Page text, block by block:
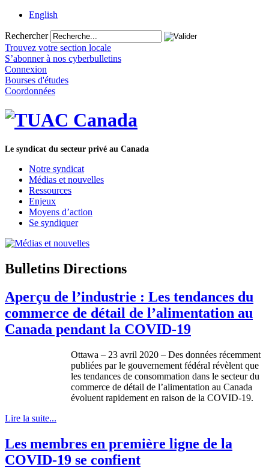
English
Rechercher
Trouvez votre section locale
S’abonner à nos cyberbulletins
Connexion
Bourses d'études
Coordonnées
Le syndicat du secteur privé au Canada
Notre syndicat
Médias et nouvelles
Ressources
Enjeux
Moyens d’action
Se syndiquer
Bulletins Directions
Aperçu de l’industrie : Les tendances du
commerce de détail de l’alimentation au
Canada pendant la COVID-19
Ottawa – 23 avril 2020 – Des données récemment
publiées par le gouvernement fédéral révèlent que
les tendances de consommation dans le secteur du
commerce de détail de l’alimentation au Canada
évoluent rapidement en raison de la COVID-19.
Lire la suite...
Les membres en première ligne de la
COVID-19 se confient